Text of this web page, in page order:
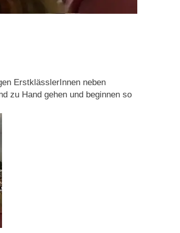
ErstklässlerInnen neben
zu Hand gehen und beginnen so